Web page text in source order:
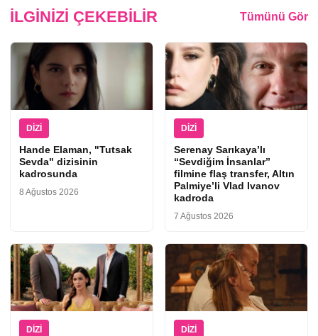
İLGINIZI ÇEKEBILIR Tümünü Gör
DIZI
Hande Elaman, "Tutsak
Sevda" dizisinin
kadrosunda
8 Ağustos 2026
DIZI
Serenay Sarıkaya’lı
“Sevdiğim İnsanlar”
filmine flaş transfer, Altın
Palmiye’li Vlad Ivanov
kadroda
7 Ağustos 2026
DIZI DIZI